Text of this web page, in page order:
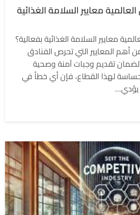
معايير السلامة الغذائية
معايير السلامة الغذائية بفعالية؟
أهم المعايير التي تحرص الفنادق
لضمان تقديم وجبات آمنة وصحية
لهذا القطاع، فإن أي خطأ في
يؤدي…